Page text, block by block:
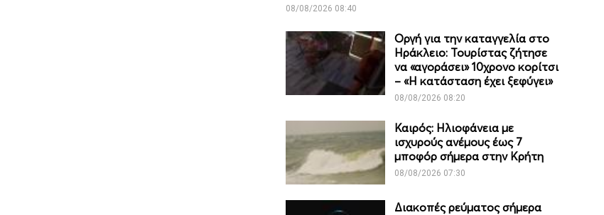
08/08/2026 08:40
Οργή για την καταγγελία στο
Ηράκλειο: Τουρίστας ζήτησε
να «αγοράσει» 10χρονο κορίτσι
– «Η κατάσταση έχει ξεφύγει»
08/08/2026 08:20
Καιρός: Ηλιοφάνεια με
ισχυρούς ανέμους έως 7
μποφόρ σήμερα στην Κρήτη
08/08/2026 07:30
Διακοπές ρεύματος σήμερα